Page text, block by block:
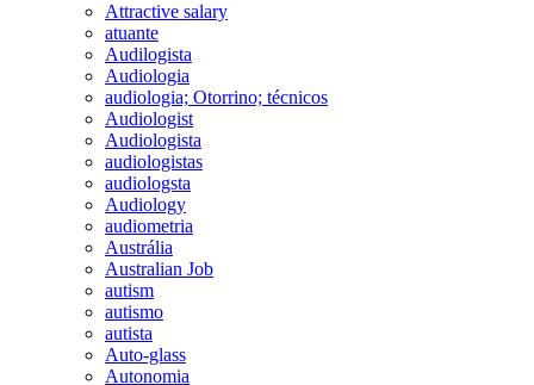
Attractive salary
atuante
Audilogista
Audiologia
audiologia; Otorrino; técnicos
Audiologist
Audiologista
audiologistas
audiologsta
Audiology
audiometria
Austrália
Australian Job
autism
autismo
autista
Auto-glass
Autonomia